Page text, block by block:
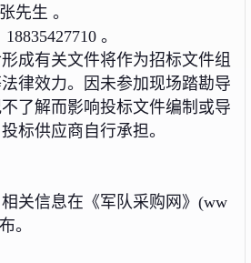
先生 。
。
形成有关文件将作为招标文件组
律效力。因未参加现场踏勘导
了解而影响投标文件编制或导
标供应商自行承担。
关信息在《军队采购网》(ww
。